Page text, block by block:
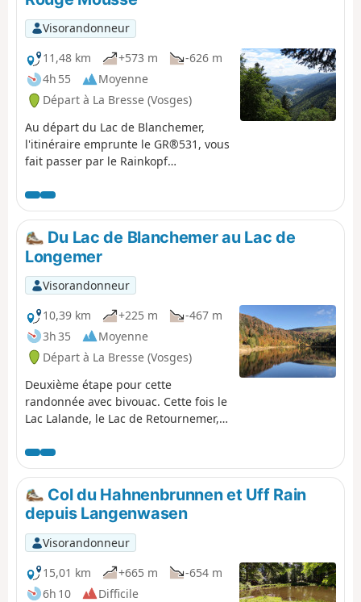
passant par le refuge du Sotré, le Lac de Retournemer et
les rives du Lac de Longemer, avant de rejoindre le cœur
de Xonrupt-Longemer. Une étape variée mêlant forêts,
chaumes d'altitude, lacs glaciaires et panoramas
remarquables.
Visorandonneur
11,48 km
+573 m
-626 m
4h 55
Moyenne
Départ à La Bresse (Vosges)
Au départ du Lac de Blanchemer,
l'itinéraire emprunte le GR®531, vous
fait passer par le Rainkopf
la Tourbière de Machais, le Col de
Bramont, l'Étang de Sèchemer afin de
rejoindre le Chalet de Rouge Mousse.
Du Lac de Blanchemer au Lac de
Longemer
Visorandonneur
10,39 km
+225 m
-467 m
3h 35
Moyenne
Départ à La Bresse (Vosges)
Deuxième étape pour cette
randonnée avec bivouac. Cette fois le
Lac Lalande, le Lac de Retournemer,
Cascade de Retournemer seront sur
votre parcours pour vous faire
découvrir de magnifiques couleurs.
Col du Hahnenbrunnen et Uff Rain
depuis Langenwasen
Visorandonneur
15,01 km
+665 m
-654 m
6h 10
Difficile